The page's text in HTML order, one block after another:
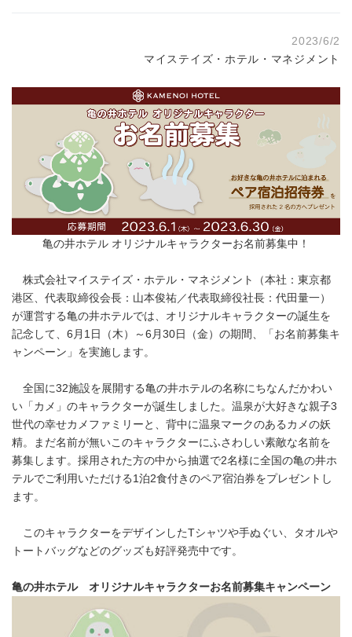
2023/6/2
マイステイズ・ホテル・マネジメント
亀の井ホテル オリジナルキャラクターお名前募集中！
株式会社マイステイズ・ホテル・マネジメント（本社：東京都
港区、代表取締役会⻑：⼭本俊祐／代表取締役社⻑：代⽥量⼀）
が運営する亀の井ホテルでは、オリジナルキャラクターの誕生を
記念して、6月1日（木）～6月30日（金）の期間、「お名前募集キ
ャンペーン」を実施します。
全国に32施設を展開する亀の井ホテルの名称にちなんだかわい
い「カメ」のキャラクターが誕生しました。温泉が大好きな親子3
世代の幸せカメファミリーと、背中に温泉マークのあるカメの妖
精。まだ名前が無いこのキャラクターにふさわしい素敵な名前を
募集します。採用された方の中から抽選で2名様に全国の亀の井ホ
テルでご利用いただける1泊2食付きのペア宿泊券をプレゼントし
ます。
このキャラクターをデザインしたTシャツや手ぬぐい、タオルや
トートバッグなどのグッズも好評発売中です。
亀の井ホテル オリジナルキャラクターお名前募集キャンペーン